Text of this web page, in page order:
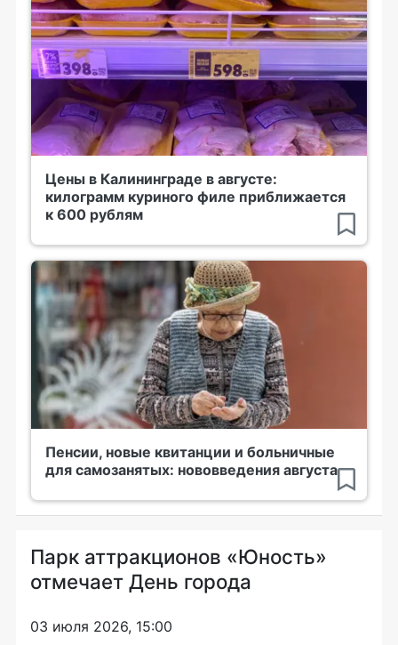
Цены в Калининграде в августе:
килограмм куриного филе приближается
к 600 рублям
Пенсии, новые квитанции и больничные
для самозанятых: нововведения августа
Парк аттракционов «Юность»
отмечает День города
03 июля 2026, 15:00